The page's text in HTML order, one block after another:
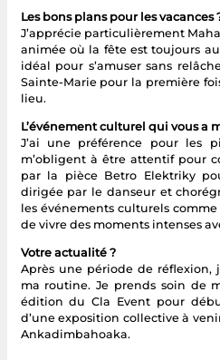
Les bons plans pour les vacances
J’apprécie particulièrement
animée où la fête est toujours au
idéal pour s’amuser sans
Sainte-Marie pour la première
lieu.
L’événement culturel qui vous a
J’ai une préférence pour les
m’obligent à être attentif pour
par la pièce Betro Elektriky
dirigée par le danseur et
les événements culturels
de vivre des moments intenses
Votre actualité ?
Après une période de réflexion,
ma routine. Je prends soin de
édition du Cla Event pour
d’une exposition collective à
Ankadimbahoaka.